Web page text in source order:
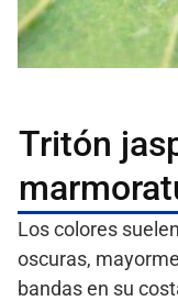
Tritón
Los colores
oscuras,
bandas en su